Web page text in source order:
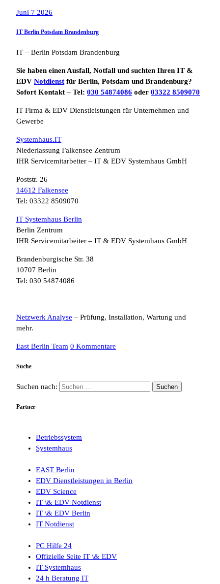
Juni 7 2026
IT Berlin Potsdam Brandenburg
IT – Berlin Potsdam Brandenburg
Sie haben einen Ausfall, Notfall und suchten Ihren IT &
EDV Notdienst für Berlin, Potsdam und Brandenburg?
Sofort Kontakt – Tel: 030 54874086 oder 03322 8509070
IT Firma & EDV Dienstleistungen für Unternehmen und
Gewerbe
Systemhaus.IT
Niederlassung Falkensee Zentrum
IHR Servicemitarbeiter – IT & EDV Systemhaus GmbH
Poststr. 26
14612 Falkensee
Tel: 03322 8509070
IT Systemhaus Berlin
Berlin Zentrum
IHR Servicemitarbeiter – IT & EDV Systemhaus GmbH
Brandenburgische Str. 38
10707 Berlin
Tel: 030 54874086
Netzwerk Analyse – Prüfung, Installation, Wartung und
mehr.
East Berlin Team 0 Kommentare
Suche
Suchen nach:
Partner
Betriebssystem
Systemhaus
EAST Berlin
EDV Dienstleistungen in Berlin
EDV Science
IT \& EDV Notdienst
IT \& EDV Berlin
IT Notdienst
PC Hilfe 24
Offizielle Seite IT \& EDV
IT Systemhaus
24 h Beratung IT